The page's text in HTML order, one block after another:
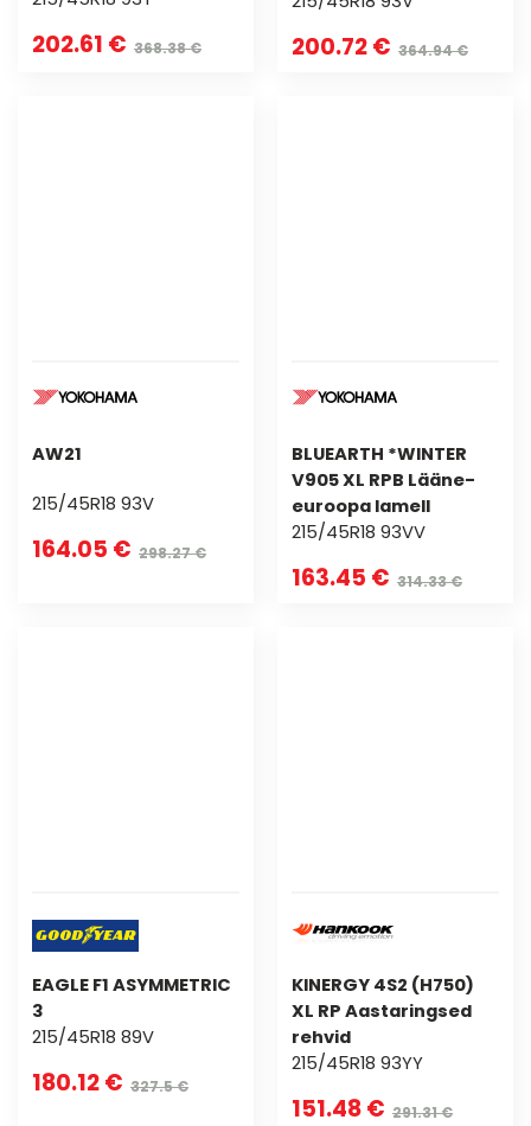
202.61 € 368.38 € 200.72 € 364.94 €
AW21
215/45R18 93V
164.05 € 298.27 €
BLUEARTH *WINTER
V905 XL RPB Lääne-
euroopa lamell
215/45R18 93VV
163.45 € 314.33 €
EAGLE F1 ASYMMETRIC
3
215/45R18 89V
180.12 € 327.5 €
KINERGY 4S2 (H750)
XL RP Aastaringsed
rehvid
215/45R18 93YY
151.48 € 291.31 €